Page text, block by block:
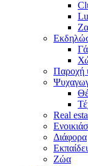
Παροχή
Real
Διάφορα
Ζώα